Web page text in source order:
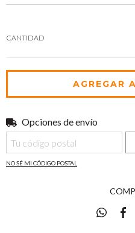
CANTIDAD
Entregas para el CP:
Opciones de envío
NO SÉ MI CÓDIGO POSTAL